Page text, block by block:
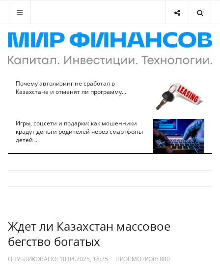
Почему автолизинг не сработал в
Казахстане и отменят ли программу...
Игры, соцсети и подарки: как мошенники
крадут деньги родителей через смартфоны
детей ...
Ждет ли Казахстан массовое
бегство богатых
ОПУБЛИКОВАНО: 10.04.2025, 18:25 ПРОСМОТРОВ: 880